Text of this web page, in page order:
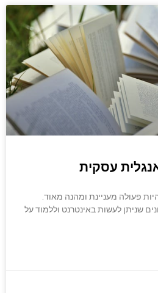
עסקית
פעולה מעניינת ומהנה מאוד.
שניתן לעשות באינטרנט וללמוד על